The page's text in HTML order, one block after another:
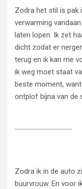
Zodra het stil is pak
verwarming
laten lopen. Ik zet
dicht zodat er
terug en ik kan me
ik weg moet staat
beste moment,
ontplof bijna van de
Zodra ik in de auto
buurvrouw. En voor